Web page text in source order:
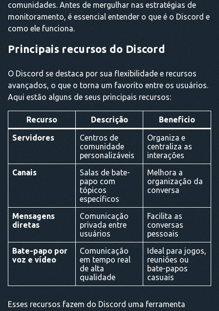
comunidades. Antes de mergulhar nas estratégias de
monitoramento, é essencial entender o que é o Discord e
como ele funciona.
Principais recursos do Discord
O Discord se destaca por sua flexibilidade e recursos
avançados, o que o torna um favorito entre os usuários.
Aqui estão alguns de seus principais recursos:
Recurso Descrição Benefício
Servidores
Centros de
comunidade
personalizáveis
Organiza e
centraliza as
interações
Canais
Salas de bate-
papo com
tópicos
específicos
Melhora a
organização da
conversa
Mensagens
diretas
Comunicação
privada entre
usuários
Facilita as
conversas
pessoais
Bate-papo por
voz e vídeo
Comunicação
em tempo real
de alta
qualidade
Ideal para jogos,
reuniões ou
bate-papos
casuais
Esses recursos fazem do Discord uma ferramenta